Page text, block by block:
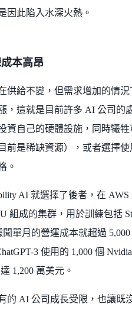
因此陷入水深火熱。
本高昂
供給不變，但需求增加的情況
，這就是目前許多 AI 公司的
資自己的硬體設施，同時犧牲
前是稀缺資源），或者選擇使
。
AI 就選擇了後者，在 AWS
組成的集群，用於訓練包括
單月的營運成本就超過 5,000
3 使用的 1,000 個 Nvidia
1,200 萬美元。
的 AI 公司成長受限，也讓既